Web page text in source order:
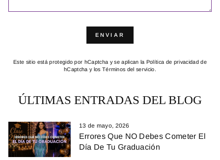
ENVIAR
Este sitio está protegido por hCaptcha y se aplican la Política de privacidad de
hCaptcha y los Términos del servicio.
ÚLTIMAS ENTRADAS DEL BLOG
13 de mayo, 2026
Errores Que NO Debes Cometer El
Día De Tu Graduación